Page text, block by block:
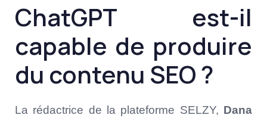
ChatGPT est-il
capable de produire
du contenu SEO ?
La rédactrice de la plateforme SELZY, Dana